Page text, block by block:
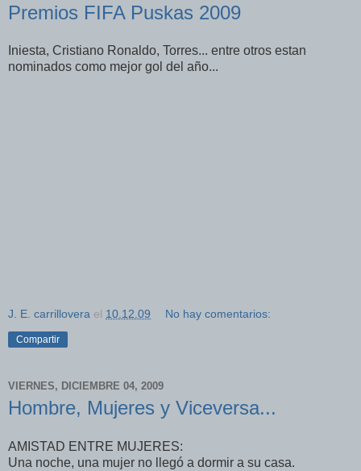
Premios FIFA Puskas 2009
Iniesta, Cristiano Ronaldo, Torres... entre otros estan
nominados como mejor gol del año...
J. E. carrillovera el 10.12.09 No hay comentarios:
Compartir
VIERNES, DICIEMBRE 04, 2009
Hombre, Mujeres y Viceversa...
AMISTAD ENTRE MUJERES:
Una noche, una mujer no llegó a dormir a su casa.